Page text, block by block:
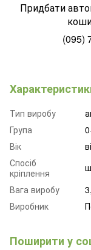
Придбати
(095)
Тип виробу
Група
Вік
Спосіб
кріплення
Вага виробу
Виробник
Поширити у